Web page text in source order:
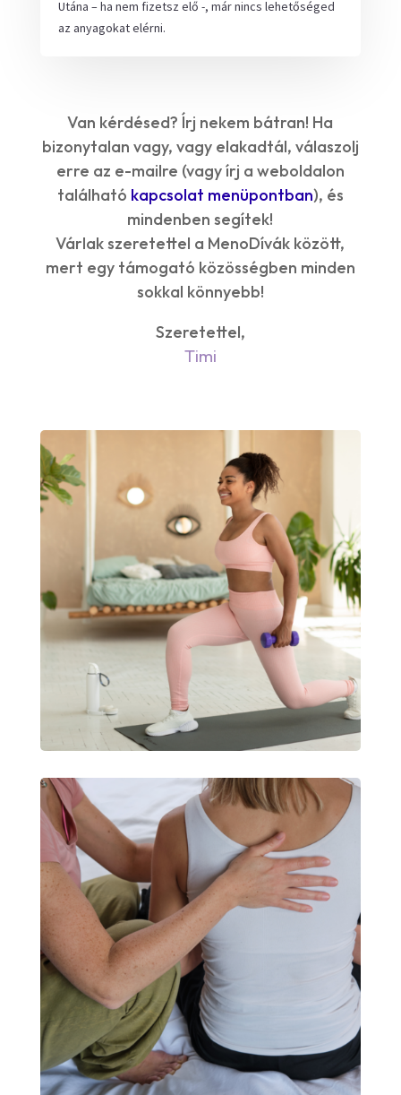
Utána – ha nem fizetsz elő -, már nincs lehetőséged
az anyagokat elérni.
Van kérdésed? Írj nekem bátran! Ha
bizonytalan vagy, vagy elakadtál, válaszolj
erre az e-mailre (vagy írj a weboldalon
található kapcsolat menüpontban), és
mindenben segítek!
Várlak szeretettel a MenoDívák között,
mert egy támogató közösségben minden
sokkal könnyebb!
Szeretettel,
Timi